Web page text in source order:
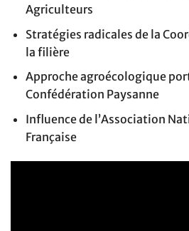
Agriculteurs
Stratégies radicales de la
la filière
Approche agroécologique
Confédération Paysanne
Influence de l’Association
Française